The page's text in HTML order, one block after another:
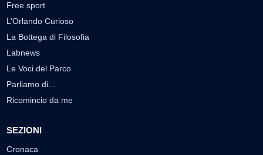
Free sport
L’Orlando Curioso
La Bottega di Filosofia
Labnews
Le Voci del Parco
Parliamo di…
Ricomincio da me
SEZIONI
Cronaca